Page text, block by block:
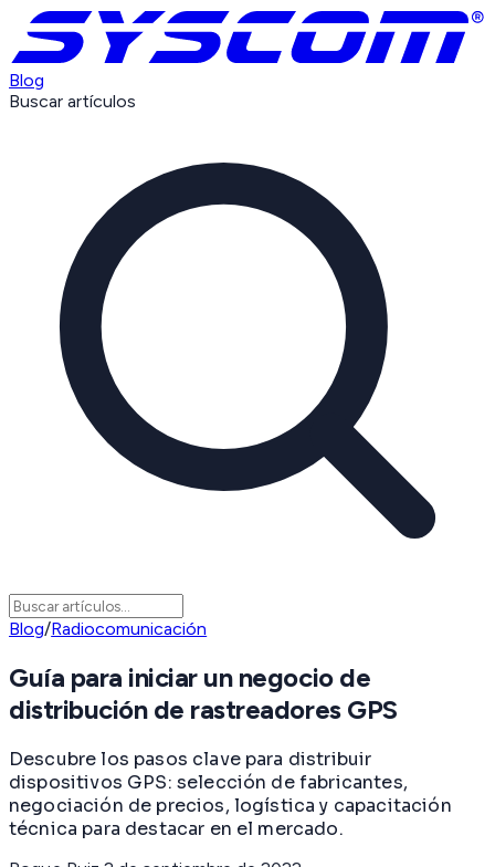
Blog
Buscar artículos
Blog/Radiocomunicación
Guía para iniciar un negocio de
distribución de rastreadores GPS
Descubre los pasos clave para distribuir
dispositivos GPS: selección de fabricantes,
negociación de precios, logística y capacitación
técnica para destacar en el mercado.